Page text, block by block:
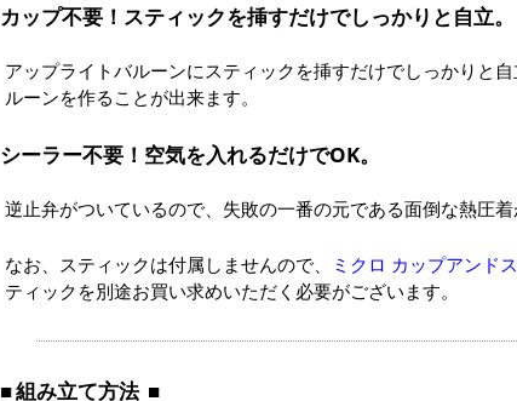
カップ不要！スティックを挿すだけでしっかりと自立。
アップライトバルーンにスティックを挿すだけでしっかりと
ルーンを作ることが出来ます。
シーラー不要！空気を入れるだけでOK。
逆止弁がついているので、失敗の一番の元である面倒な熱圧
なお、スティックは付属しませんので、
ミクロ カップアンド
ティックを別途お買い求めいただく必要がございます。
組み立て方法